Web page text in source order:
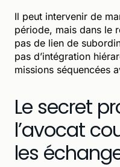
Il peut intervenir de
période, mais dans le
pas de lien de
pas d’intégration
missions séquencées
Le secret
l’avocat
les